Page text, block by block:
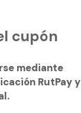
cupón
mediante
RutPay y